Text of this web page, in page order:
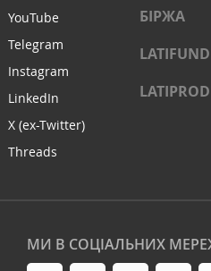
YouTube
Telegram
Instagram
LinkedIn
X (ex-Twitter)
Threads
БІРЖА
МИ В СОЦІАЛЬНИХ